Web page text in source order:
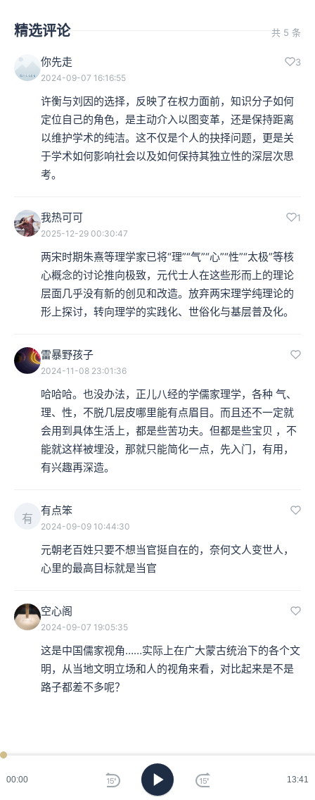
00:00 13:41
没有看到那么重，即使涉及儒学，他们的态度仍然是“文儒
并重”。
本集编辑：小蝉
精选评论 共 5 条
你先走 3
2024-09-07 16:16:55
许衡与刘因的选择，反映了在权力面前，知识分子如何
定位自己的角色，是主动介入以图变革，还是保持距离
以维护学术的纯洁。这不仅是个人的抉择问题，更是关
于学术如何影响社会以及如何保持其独立性的深层次思
考。
我热可可 1
2025-12-29 00:30:47
两宋时期朱熹等理学家已将“理”“气”“心”“性”“太极”等核
心概念的讨论推向极致，元代士人在这些形而上的理论
层面几乎没有新的创见和改造。放弃两宋理学纯理论的
形上探讨，转向理学的实践化、世俗化与基层普及化。
雷暴野孩子
2024-11-08 23:01:36
哈哈哈。也没办法，正儿八经的学儒家理学，各种 气、
理、性，不脱几层皮哪里能有点眉目。而且还不一定就
会用到具体生活上，都是些苦功夫。但都是些宝贝 ，不
能就这样被埋没，那就只能简化一点，先入门，有用，
有兴趣再深造。
有
有点笨
2024-09-09 10:44:30
元朝老百姓只要不想当官挺自在的，奈何文人变世人，
心里的最高目标就是当官
空心阁
2024-09-07 19:05:35
这是中国儒家视角……实际上在广大蒙古统治下的各个文
明，从当地文明立场和人的视角来看，对比起来是不是
路子都差不多呢？